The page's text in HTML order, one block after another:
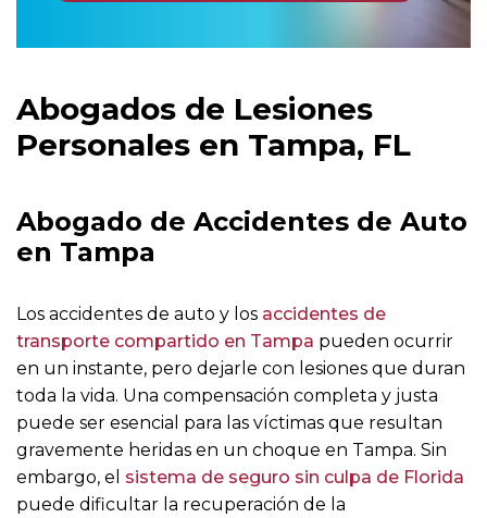
Abogados de Lesiones
Personales en Tampa, FL
Abogado de Accidentes de Auto
en Tampa
Los accidentes de auto y los accidentes de
transporte compartido en Tampa pueden ocurrir
en un instante, pero dejarle con lesiones que duran
toda la vida. Una compensación completa y justa
puede ser esencial para las víctimas que resultan
gravemente heridas en un choque en Tampa. Sin
embargo, el sistema de seguro sin culpa de Florida
puede dificultar la recuperación de la